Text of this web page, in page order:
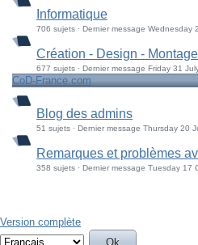
Informatique
706 sujets · Dernier message Wednesday
Création - Design - Montage
677 sujets · Dernier message Friday 31
CoD-France.com
Blog des admins
51 sujets · Dernier message Thursday 20
Remarques et problèmes
358 sujets · Dernier message Tuesday 17
Version complète